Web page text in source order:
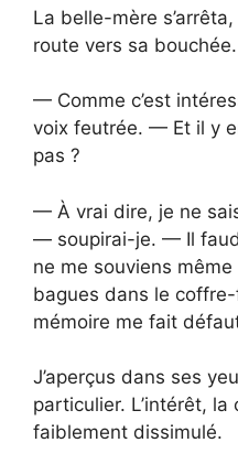
La belle-mère
route vers sa bouchée.
— Comme c’est
voix feutrée. — Et il y
pas ?
— À vrai dire, je ne
— soupirai-je. — Il
ne me souviens
bagues dans le
mémoire me fait
J’aperçus dans ses
particulier. L’intérêt,
faiblement dissimulé.